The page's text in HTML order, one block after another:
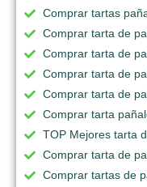
Comprar tartas
Comprar tarta de
Comprar tarta de
Comprar tarta de
Comprar tarta de
Comprar tarta
TOP Mejores tarta
Comprar tarta de
Comprar tartas de